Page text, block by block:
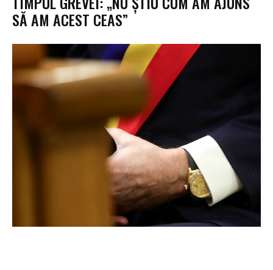
SĂ AM ACEST CEAS”